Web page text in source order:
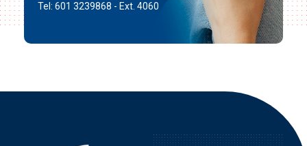
Tel: 601 3239868 - Ext. 4060